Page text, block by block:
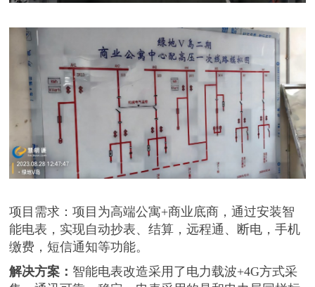
项目需求 ：项目为高端公寓+商业底商，通过安装智
能电表，实现自动抄表、结算，远程通、断电，手机
缴费，短信通知等功能。
解决方案： 智能电表改造采用了电力载波+4G方式采